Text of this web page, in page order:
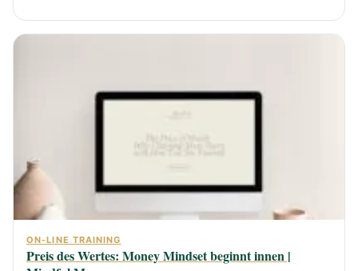
ON-LINE TRAINING
Preis des Wertes: Money Mindset beginnt innen |